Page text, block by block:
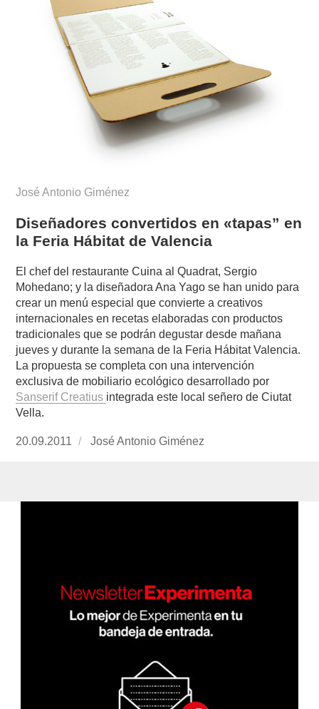
José Antonio Giménez
Diseñadores convertidos en «tapas” en
la Feria Hábitat de Valencia
El chef del restaurante Cuina al Quadrat, Sergio
Mohedano; y la diseñadora Ana Yago se han unido para
crear un menú especial que convierte a creativos
internacionales en recetas elaboradas con productos
tradicionales que se podrán degustar desde mañana
jueves y durante la semana de la Feria Hábitat Valencia.
La propuesta se completa con una intervención
exclusiva de mobiliario ecológico desarrollado por
Sanserif Creatius integrada este local señero de Ciutat
Vella.
Publicado
20.09.2011 https://www.experimenta.es/author/
José Antonio Giménez